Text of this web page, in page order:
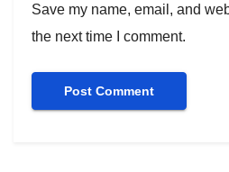
Save my name, email, and
the next time I comment.